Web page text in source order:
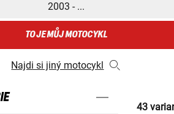
2003 - ...
TO JE MŮJ MOTOCYKL
Najdi si jiný motocykl
43